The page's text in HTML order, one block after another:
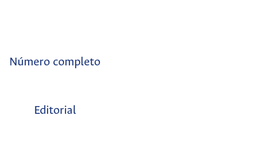
Número completo
Editorial